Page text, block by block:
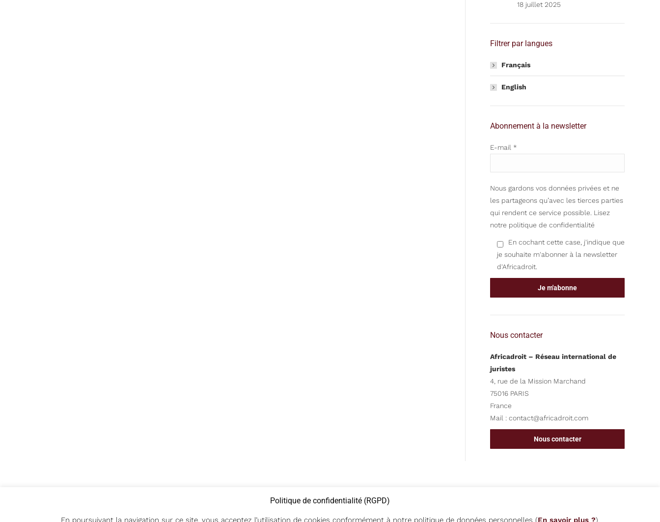
18 juillet 2025
Filtrer par langues
Français
English
Abonnement à la newsletter
E-mail *
Nous gardons vos données privées et ne
les partageons qu’avec les tierces parties
qui rendent ce service possible. Lisez
notre politique de confidentialité
En cochant cette case, j'indique que
je souhaite m'abonner à la newsletter
d'Africadroit.
Nous contacter
Africadroit – Réseau international de
juristes
4, rue de la Mission Marchand
75016 PARIS
France
Mail : contact@africadroit.com
Nous contacter
Politique de confidentialité (RGPD)
En poursuivant la navigation sur ce site, vous acceptez l’utilisation de cookies conformément à notre politique de données personnelles (En savoir plus ?).